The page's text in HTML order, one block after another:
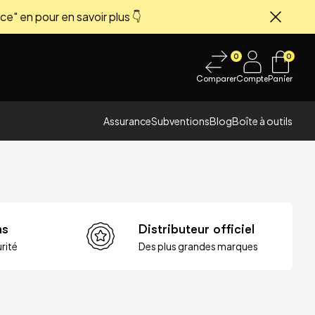
en pour en savoir plus 👇
0
ComparerCompte
0
Panier
AssuranceSubventionsBlogBoîte à outils
Distributeur officiel
Des plus grandes marques